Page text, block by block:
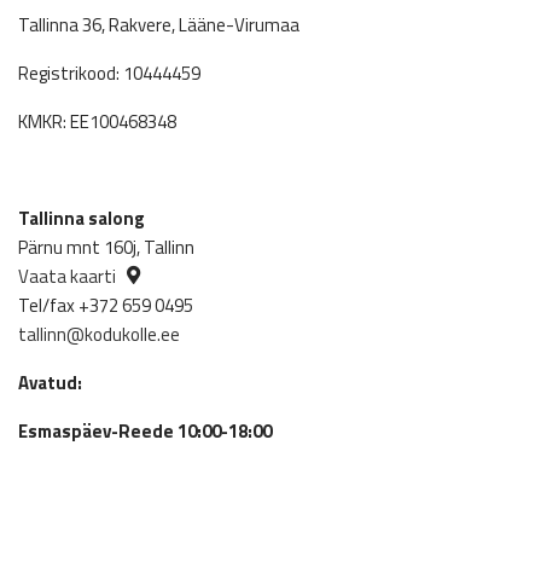
Tallinna 36, Rakvere, Lääne-Virumaa
Registrikood: 10444459
KMKR: EE100468348
Tallinna salong
Pärnu mnt 160j, Tallinn
Vaata kaarti
Tel/fax +372 659 0495
tallinn@kodukolle.ee
Avatud:
Esmaspäev-Reede 10:00-18:00